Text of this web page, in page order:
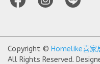
Copyright © Homelike喜家
All Rights Reserved.